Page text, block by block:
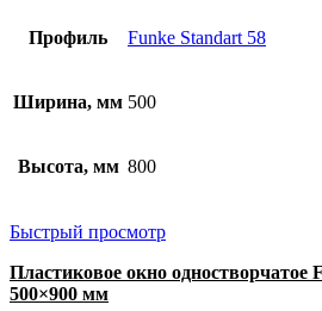
Профиль Funke Standart 58
Ширина, мм 500
Высота, мм 800
Быстрый просмотр
Пластиковое окно одностворчатое
500×900 мм